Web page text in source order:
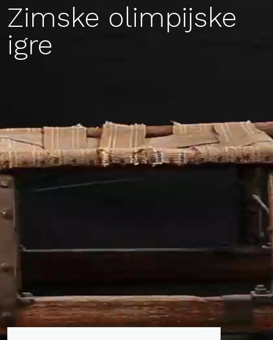
Zimske olimpijske
igre